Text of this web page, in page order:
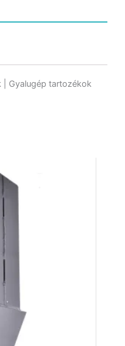
| Gyalugép tartozékok